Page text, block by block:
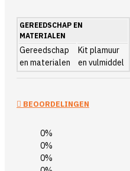
GEREEDSCHAP EN
MATERIALEN
Gereedschap
en materialen
Kit plamuur
en vulmiddel
BEOORDELINGEN
0%
0%
0%